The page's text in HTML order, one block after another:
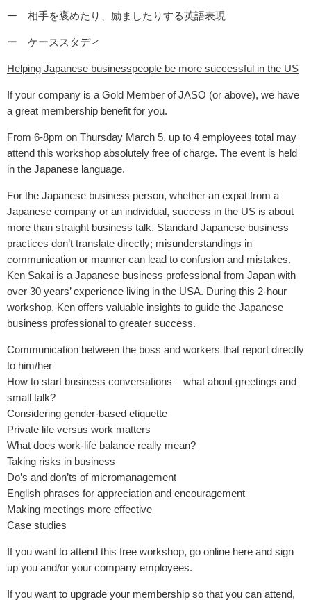
ー 相手を褒めたり、励ましたりする英語表現
ー ケーススタディ
Helping Japanese businesspeople be more successful in the US
If your company is a Gold Member of JASO (or above), we have
a great membership benefit for you.
From 6-8pm on Thursday March 5, up to 4 employees total may
attend this workshop absolutely free of charge. The event is held
in the Japanese language.
For the Japanese business person, whether an expat from a
Japanese company or an individual, success in the US is about
more than straight business talk. Standard Japanese business
practices don’t translate directly; misunderstandings in
communication or manner can lead to confusion and mistakes.
Ken Sakai is a Japanese business professional from Japan with
over 30 years’ experience living in the USA. During this 2-hour
workshop, Ken offers valuable insights to guide the Japanese
business professional to greater success.
Communication between the boss and workers that report directly
to him/her
How to start business conversations – what about greetings and
small talk?
Considering gender-based etiquette
Private life versus work matters
What does work-life balance really mean?
Taking risks in business
Do’s and don’ts of micromanagement
English phrases for appreciation and encouragement
Making meetings more effective
Case studies
If you want to attend this free workshop, go online here and sign
up you and/or your company employees.
If you want to upgrade your membership so that you can attend,